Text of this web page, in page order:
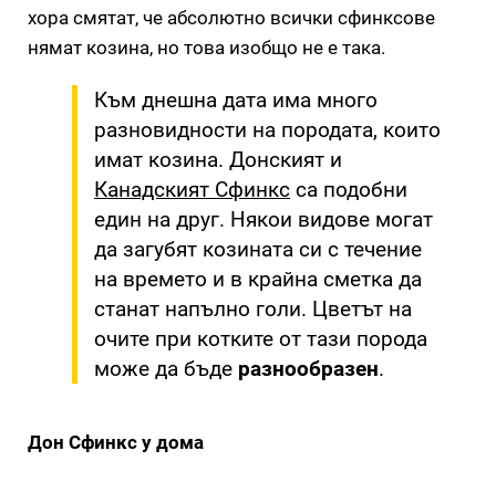
хора смятат, че абсолютно всички сфинксове
нямат козина, но това изобщо не е така.
Към днешна дата има много
разновидности на породата, които
имат козина. Донският и
Канадският Сфинкс са подобни
един на друг. Някои видове могат
да загубят козината си с течение
на времето и в крайна сметка да
станат напълно голи. Цветът на
очите при котките от тази порода
може да бъде разнообразен.
Дон Сфинкс у дома